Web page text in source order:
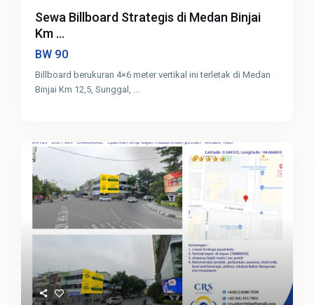
Sewa Billboard Strategis di Medan Binjai
Km ...
BW 90
Billboard berukuran 4×6 meter vertikal ini terletak di Medan
Binjai Km 12,5, Sunggal,